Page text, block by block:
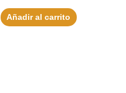
de
5
Añadir al carrito